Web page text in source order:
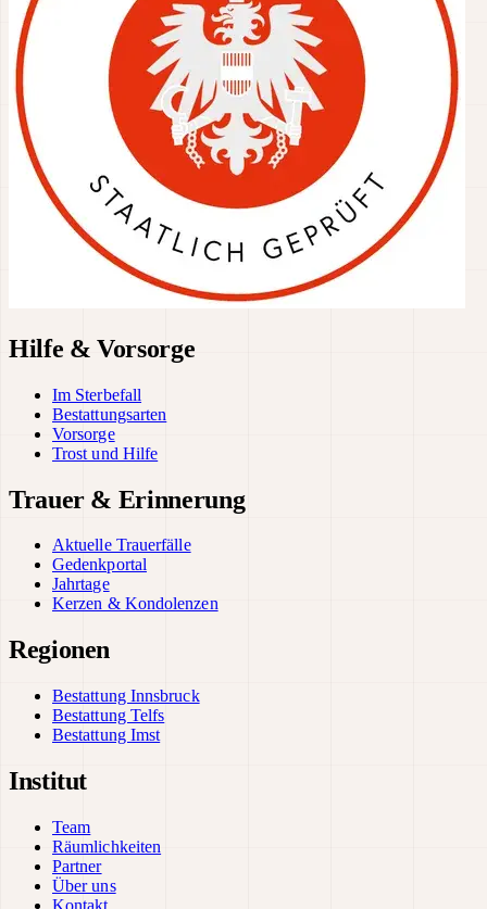
Hilfe & Vorsorge
Im Sterbefall
Bestattungsarten
Vorsorge
Trost und Hilfe
Trauer & Erinnerung
Aktuelle Trauerfälle
Gedenkportal
Jahrtage
Kerzen & Kondolenzen
Regionen
Bestattung Innsbruck
Bestattung Telfs
Bestattung Imst
Institut
Team
Räumlichkeiten
Partner
Über uns
Kontakt